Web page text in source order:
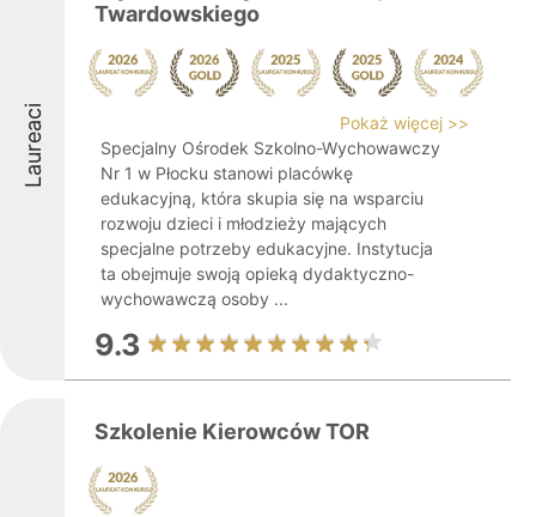
Laureaci
Twardowskiego
Pokaż więcej >>
Specjalny Ośrodek Szkolno-Wychowawczy
Nr 1 w Płocku stanowi placówkę
edukacyjną, która skupia się na wsparciu
rozwoju dzieci i młodzieży mających
specjalne potrzeby edukacyjne. Instytucja
ta obejmuje swoją opieką dydaktyczno-
wychowawczą osoby ...
9.3
Szkolenie Kierowców TOR